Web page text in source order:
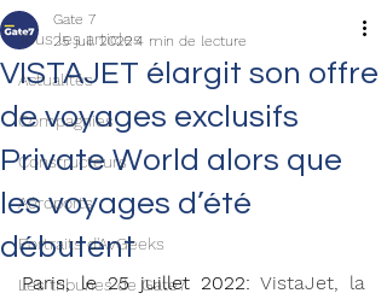
Tous les articles
Actualités
Compagnies
Constructeurs
Aéroports
Portraits d'AvGeeks
Les tribunes de Gate7
VISTAJET élargit son offre
de voyages exclusifs
Private World alors que
les voyages d’été
débutent
Gate 7
25 juil. 2022 4 min de lecture
Paris, le 25 juillet 2022: VistaJet, la